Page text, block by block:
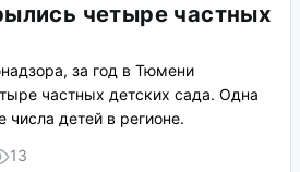
четыре частных
за год в Тюмени
частных детских сада. Одна
детей в регионе.
13